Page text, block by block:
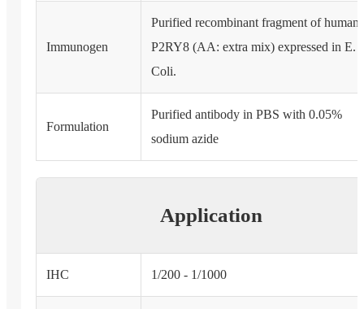
Immunogen
Purified recombinant fragment of human
P2RY8 (AA: extra mix) expressed in E.
Coli.
Formulation
Purified antibody in PBS with 0.05%
sodium azide
Application
IHC 1/200 - 1/1000